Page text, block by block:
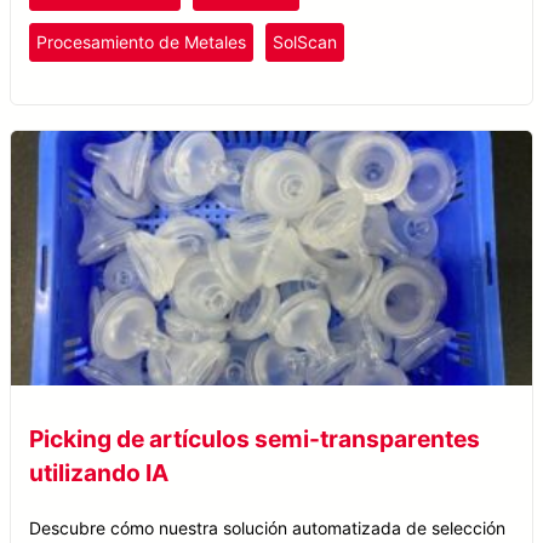
Procesamiento de Metales SolScan
Picking de artículos semi-transparentes
utilizando IA
Descubre cómo nuestra solución automatizada de selección